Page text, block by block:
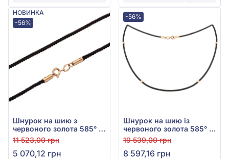
НОВИНКА
-56%
Шнурок на шию з
червоного золота 585° з
чорним текстилем, арт.
950103
11 523,00 грн
5 070,12 грн
-56%
Шнурок на шию із
червоного золота 585° з
чорним текстилем, арт.
950111
19 539,00 грн
8 597,16 грн